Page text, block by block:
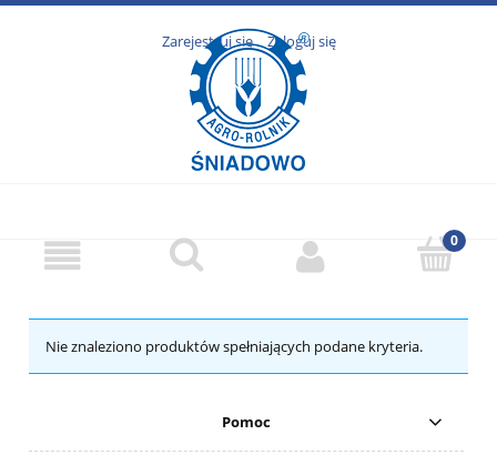
Zarejestruj się Zaloguj się
Nie znaleziono produktów spełniających podane kryteria.
Pomoc